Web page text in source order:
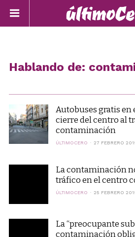
Hablando de:
Autobuses gratis en
cierre del centro al
contaminación
ÚLTIMOCERO 27 FEBRERO
La contaminación
tráfico en el centro
ÚLTIMOCERO 25 FEBRERO
La “preocupante
contaminación